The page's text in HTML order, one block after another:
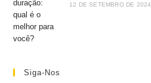
12 DE SETEMBRO DE 2024
Siga-Nos